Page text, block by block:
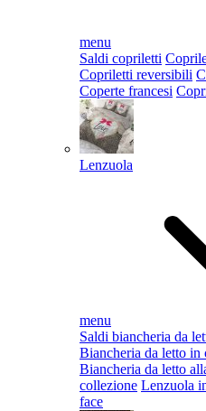
menu
Saldi copriletti
Copriletti reversibili
Coperte francesi
Lenzuola
menu
Saldi biancheria da
Biancheria da letto in
Biancheria da letto
collezione Lenzuola
face